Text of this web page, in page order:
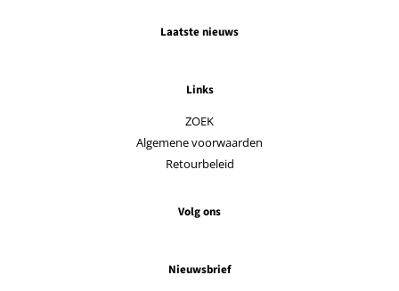
Laatste nieuws
Links
ZOEK
Algemene voorwaarden
Retourbeleid
Volg ons
Nieuwsbrief